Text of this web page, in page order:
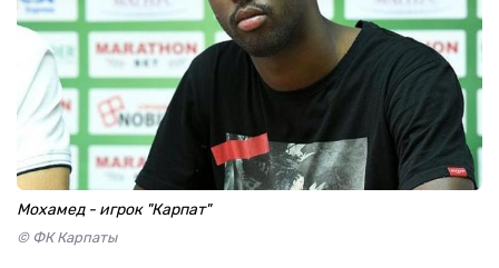
Мохамед - игрок "Карпат"
© ФК Карпаты